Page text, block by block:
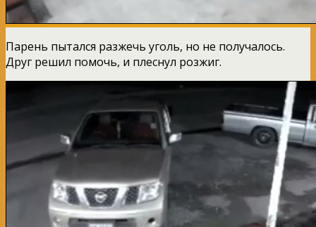
Парень пытался разжечь уголь, но не получалось.
Друг решил помочь, и плеснул розжиг.